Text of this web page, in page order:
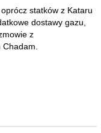
statków z Kataru
dostawy gazu,
z